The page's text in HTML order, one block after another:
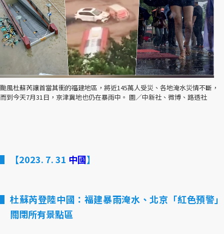
颱風杜蘇芮讓首當其衝的福建地區，將近145萬人受災、各地淹水災情不斷，
而到今天7月31日，京津冀地也仍在暴雨中。 圖／中新社、微博、路透社
【2023. 7. 31 中國】
杜蘇芮登陸中國：福建暴雨淹水、北京「紅色預警」
關閉所有景點區